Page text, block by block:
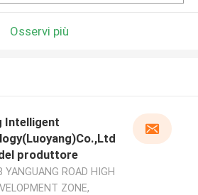
Osservi più
Intelligent
produttore
YANGUANG ROAD HIGH
ZONE,